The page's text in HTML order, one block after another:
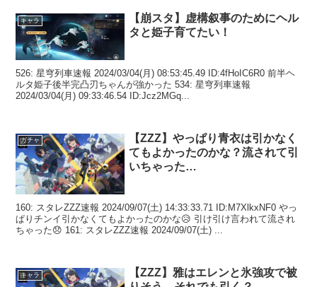
キャラ
【崩スタ】虚構叙事のためにヘル
タと姫子育てたい！
526: 星穹列車速報 2024/03/04(月) 08:53:45.49 ID:4fHoIC6R0 前半ヘ
ルタ姫子後半完凸刃ちゃんが強かった 534: 星穹列車速報
2024/03/04(月) 09:33:46.54 ID:Jcz2MGq...
ガチャ
【ZZZ】やっぱり青衣は引かなく
てもよかったのかな？流されて引
いちゃった…
160: スタレZZZ速報 2024/09/07(土) 14:33:33.71 ID:M7XlkxNF0 やっ
ぱりチンイ引かなくてもよかったのかな😥 引け引け言われて流され
ちゃった😞 161: スタレZZZ速報 2024/09/07(土) ...
キャラ
【ZZZ】雅はエレンと氷強攻で被